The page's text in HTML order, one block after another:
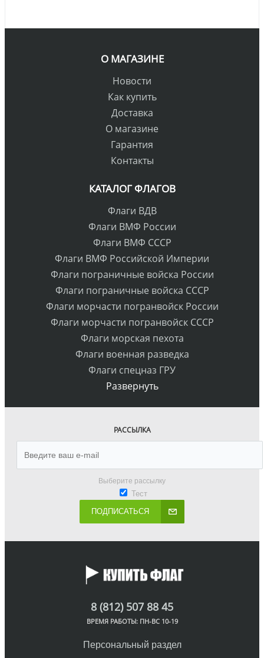
О МАГАЗИНЕ
Новости
Как купить
Доставка
О магазине
Гарантия
Контакты
КАТАЛОГ ФЛАГОВ
Флаги ВДВ
Флаги ВМФ России
Флаги ВМФ СССР
Флаги ВМФ Российской Империи
Флаги пограничные войска России
Флаги пограничные войска СССР
Флаги морчасти погранвойск России
Флаги морчасти погранвойск СССР
Флаги морская пехота
Флаги военная разведка
Флаги спецназ ГРУ
Развернуть
РАССЫЛКА
Выберите рассылку
Тест
ПОДПИСАТЬСЯ
8 (812) 507 88 45
ВРЕМЯ РАБОТЫ: ПН-ВС 10-19
Персональный раздел